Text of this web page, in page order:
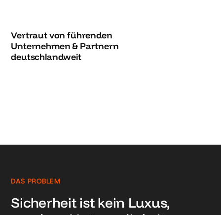
Vertraut von führenden
Unternehmen & Partnern
deutschlandweit
DAS PROBLEM
Sicherheit ist kein Luxus,